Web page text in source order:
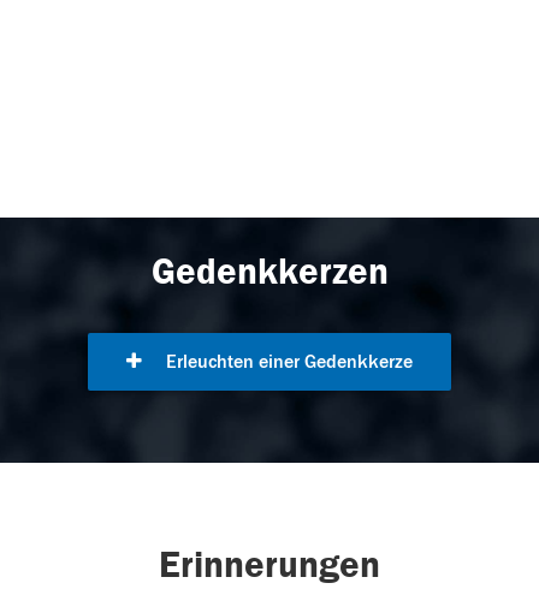
Gedenkkerzen
Erleuchten einer Gedenkkerze
Erinnerungen